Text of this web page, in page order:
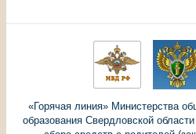
«Горячая линия» Министерства
образования Свердловской